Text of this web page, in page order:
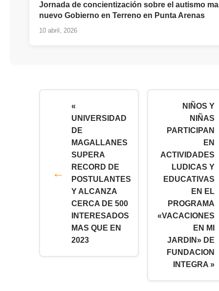
Jornada de concientización sobre el autismo
nuevo Gobierno en Terreno en Punta Arenas
10 abril, 2026
«
UNIVERSIDAD
DE
MAGALLANES
SUPERA
RECORD DE
POSTULANTES
Y ALCANZA
CERCA DE 500
INTERESADOS
MAS QUE EN
2023
NIÑOS Y
NIÑAS
PARTICIPAN
EN
ACTIVIDADES
LUDICAS Y
EDUCATIVAS
EN EL
PROGRAMA
«VACACIONES
EN MI
JARDIN» DE
FUNDACION
INTEGRA »